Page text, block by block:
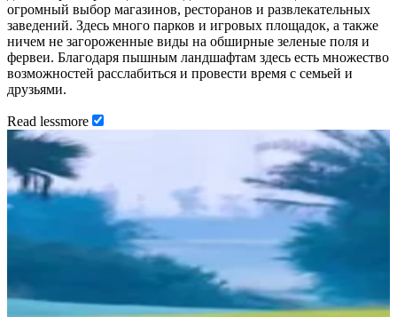
огромный выбор магазинов, ресторанов и развлекательных
заведений. Здесь много парков и игровых площадок, а также
ничем не загороженные виды на обширные зеленые поля и
фервеи. Благодаря пышным ландшафтам здесь есть множество
возможностей расслабиться и провести время с семьей и
друзьями.
Read lessmore